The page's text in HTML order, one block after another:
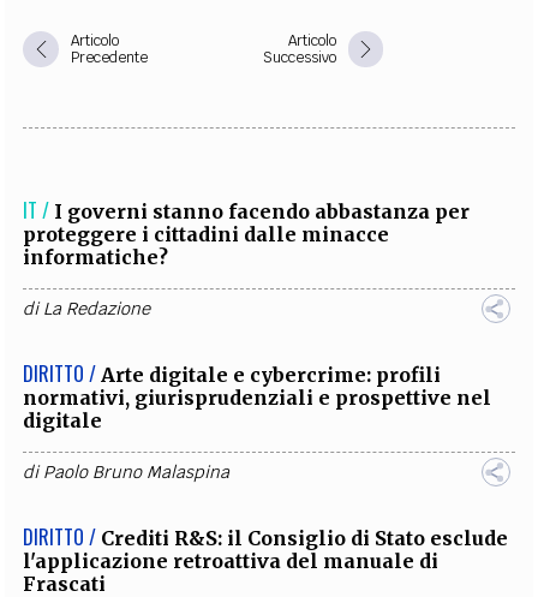
Articolo
Precedente
Articolo
Successivo
IT / I governi stanno facendo abbastanza per
proteggere i cittadini dalle minacce
informatiche?
diLa Redazione
DIRITTO / Arte digitale e cybercrime: profili
normativi, giurisprudenziali e prospettive nel
digitale
diPaolo Bruno Malaspina
DIRITTO / Crediti R&S: il Consiglio di Stato esclude
l'applicazione retroattiva del manuale di
Frascati